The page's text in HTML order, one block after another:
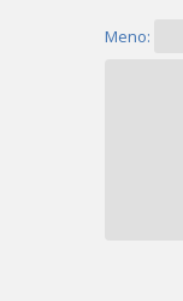
Meno: